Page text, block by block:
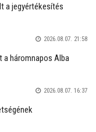
a jegyértékesítés
2026.08.07. 21:58
a háromnapos Alba
2026.08.07. 16:37